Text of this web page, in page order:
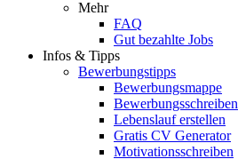
Mehr
FAQ
Gut bezahlte Jobs
Infos & Tipps
Bewerbungstipps
Bewerbungsmappe
Bewerbungsschreiben
Lebenslauf erstellen
Gratis CV Generator
Motivationsschreiben